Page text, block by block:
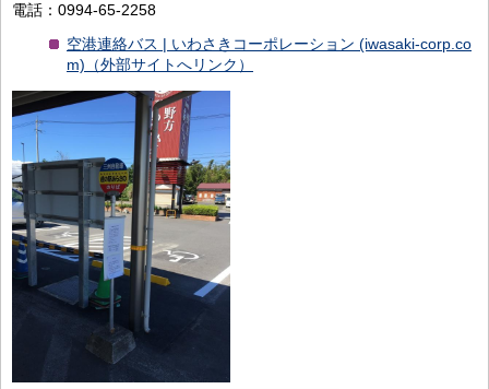
電話：0994-65-2258
空港連絡バス | いわさきコーポレーション (iwasaki-corp.co
m)（外部サイトへリンク）